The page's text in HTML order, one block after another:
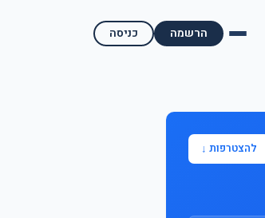
כניסה הרשמה
השוואת בתי השקעות למסחר עצמאי
מאמרים ומדריכים
להצטרפות ↓